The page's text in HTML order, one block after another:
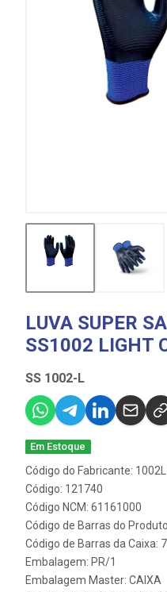
LUVA SUPER
SS1002 LIGHT
SS 1002-L
Em Estoque
Código do Fabricante:
Código: 121740
Código NCM: 61161000
Código de Barras do
Código de Barras da Caixa:
Embalagem: PR/1
Embalagem Master: CAIXA